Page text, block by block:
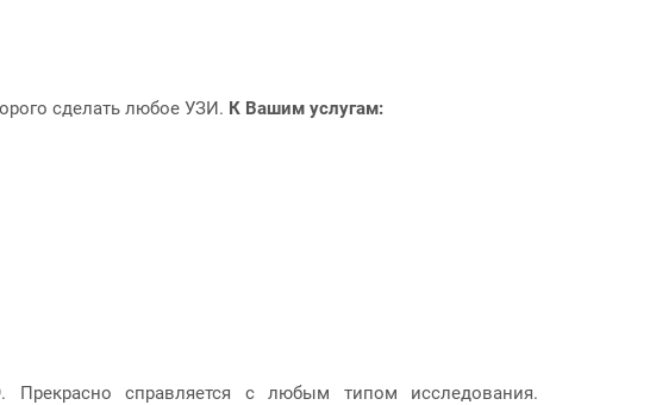
сделать любое УЗИ. К Вашим услугам:
Прекрасно справляется с любым типом исследования.